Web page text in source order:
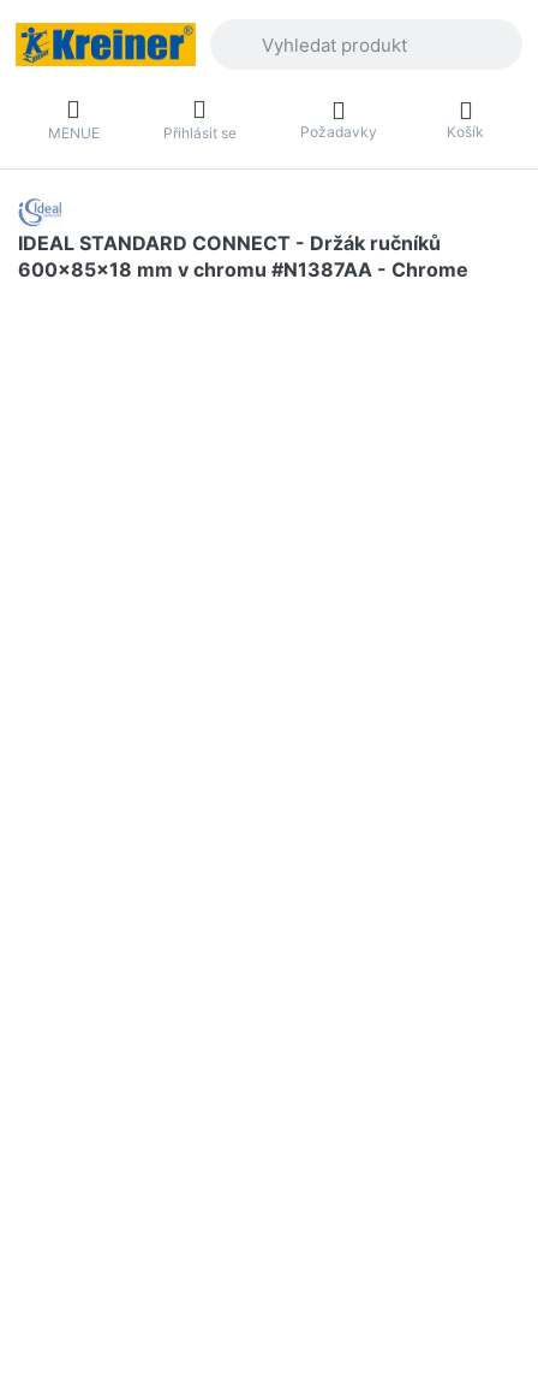
MENUE Přihlásit se Požadavky Košík
IDEAL STANDARD CONNECT - Držák ručníků
600x85x18 mm v chromu #N1387AA - Chrome